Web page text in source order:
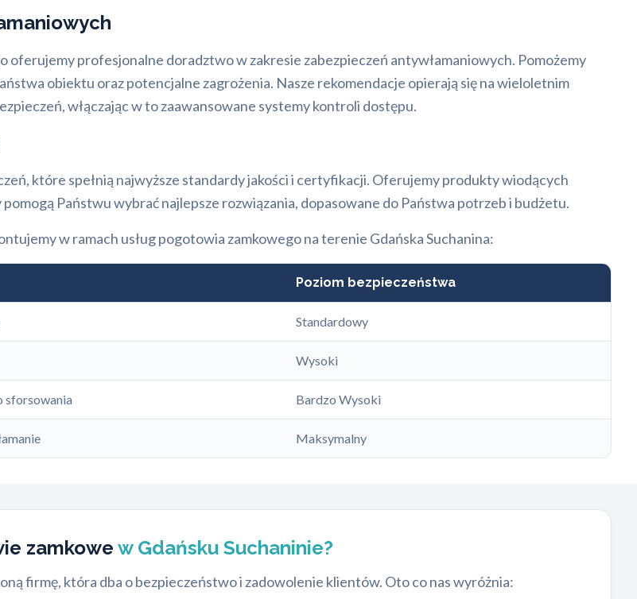
oferujemy profesjonalne doradztwo w zakresie zabezpieczeń antywłamaniowych. Pomożemy
obiektu oraz potencjalne zagrożenia. Nasze rekomendacje opierają się na wieloletnim
włączając w to zaawansowane systemy kontroli dostępu.
które spełnią najwyższe standardy jakości i certyfikacji. Oferujemy produkty wiodących
Państwu wybrać najlepsze rozwiązania, dopasowane do Państwa potrzeb i budżetu.
w ramach usług pogotowia zamkowego na terenie Gdańska Suchanina:
Poziom bezpieczeństwa
Standardowy
Wysoki
sforsowania Bardzo Wysoki
Maksymalny
zamkowe w Gdańsku Suchaninie?
firmę, która dba o bezpieczeństwo i zadowolenie klientów. Oto co nas wyróżnia: